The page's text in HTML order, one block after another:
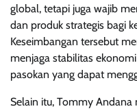
global, tetapi juga wajib
dan produk strategis bagi
Keseimbangan tersebut
menjaga stabilitas
pasokan yang dapat
Selain itu, Tommy